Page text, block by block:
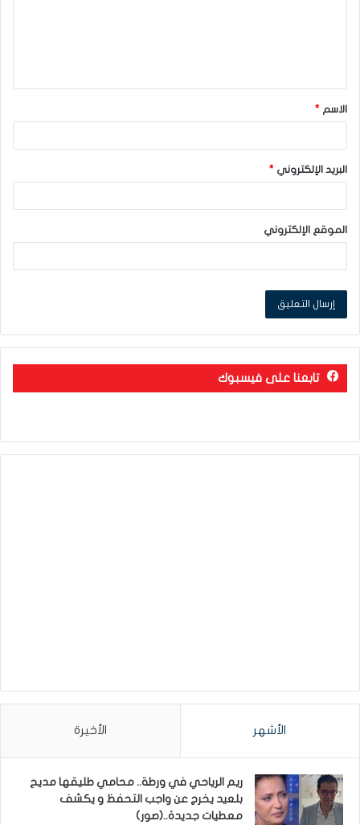
ق
*
الاسم *
البريد الإلكتروني *
الموقع الإلكتروني
تابعنا على فيسبوك
الأشهر الأخيرة
ريم الرياحي في ورطة.. محامي طليقها مديح
بلعيد يخرج عن واجب التحفظ و يكشف
معطيات جديدة..(صور)